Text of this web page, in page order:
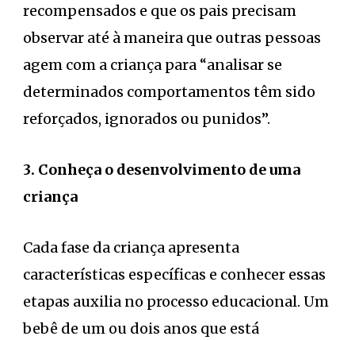
recompensados e que os pais precisam
observar até à maneira que outras pessoas
agem com a criança para “analisar se
determinados comportamentos têm sido
reforçados, ignorados ou punidos”.
3. Conheça o desenvolvimento de uma
criança
Cada fase da criança apresenta
características específicas e conhecer essas
etapas auxilia no processo educacional. Um
bebê de um ou dois anos que está